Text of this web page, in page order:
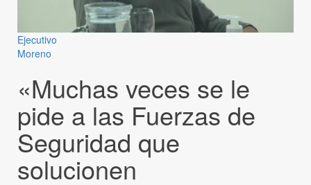
Ejecutivo
Moreno
«Muchas veces se le
pide a las Fuerzas de
Seguridad que
solucionen